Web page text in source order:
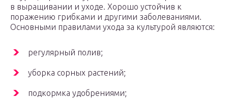
в выращивании и уходе. Хорошо устойчив к
поражению грибками и другими заболеваниями.
Основными правилами ухода за культурой являются:
регулярный полив;
уборка сорных растений;
подкормка удобрениями;